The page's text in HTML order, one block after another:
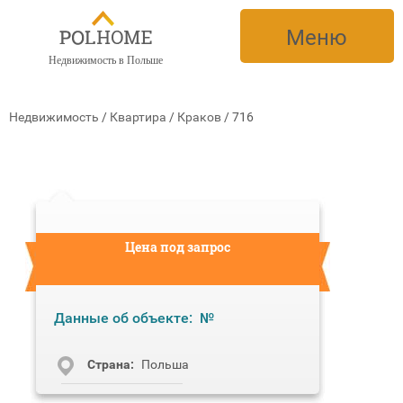
Недвижимость в Польше
Меню
Недвижимость / Квартира / Краков /716
Цена под запрос
Данные об объекте: №
Cтрана: Польша